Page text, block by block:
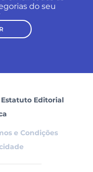
do seu
Estatuto Editorial
e Condições